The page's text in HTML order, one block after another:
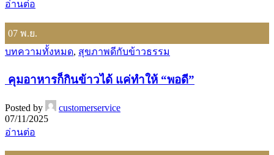
อ่านต่อ
07 พ.ย.
บทความทั้งหมด, สุขภาพดีกับข้าวธรรม
คุมอาหารก็กินข้าวได้ แค่ทำให้ “พอดี”
Posted by
customerservice
07/11/2025
อ่านต่อ